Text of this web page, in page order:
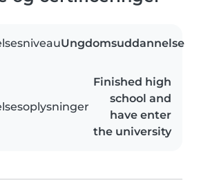
Ungdomsuddannelse
Finished high
school and
have enter
the university